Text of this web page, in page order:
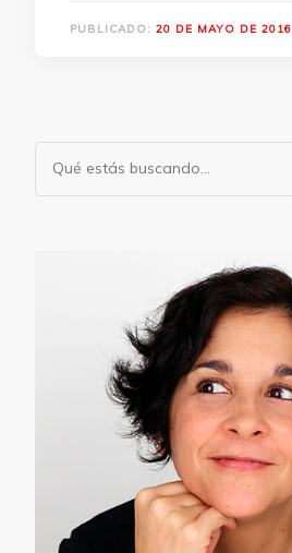
PUBLICADO: 20 DE MAYO DE 2016
¿Buscas
algo?